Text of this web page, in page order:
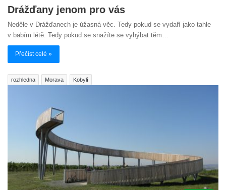
Drážďany jenom pro vás
Neděle v Drážďanech je úžasná věc. Tedy pokud se vydaří jako tahle
v babím létě. Tedy pokud se snažíte se vyhýbat těm…
Přečíst celé »
rozhledna Morava Kobylí